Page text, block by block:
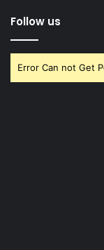
Follow us
Error Can not Get